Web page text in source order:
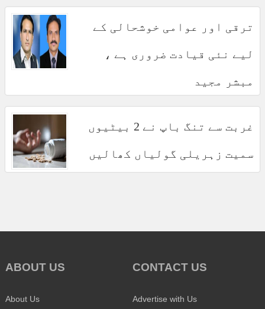
ترقی اور عوامی خوشحالی کے
لیے نئی قیادت ضروری ہے ،
مبشر مجید
غربت سے تنگ باپ نے 2 بیٹیوں
سمیت زہریلی گولیاں کھالیں
ABOUT US
About Us
CONTACT US
Advertise with Us